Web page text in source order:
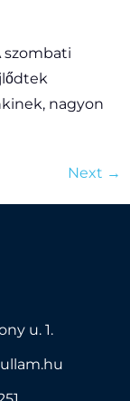
szombati
nagyon
Next →
u. 1.